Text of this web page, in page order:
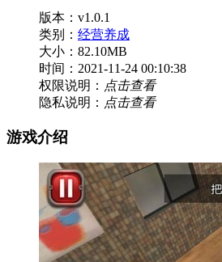
版本：v1.0.1
类别： 经营养成
大小：82.10MB
时间：2021-11-24 00:10:38
权限说明： 点击查看
隐私说明： 点击查看
游戏介绍